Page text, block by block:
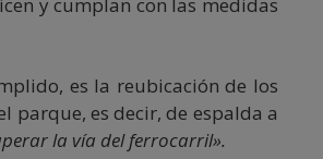
es la reubicación de los
parque, es decir, de espalda a
la vía del ferrocarril».